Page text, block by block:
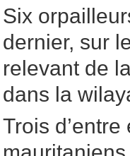
Six
dernier, sur
relevant de
dans la
Trois